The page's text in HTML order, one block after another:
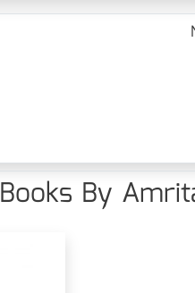
Books By